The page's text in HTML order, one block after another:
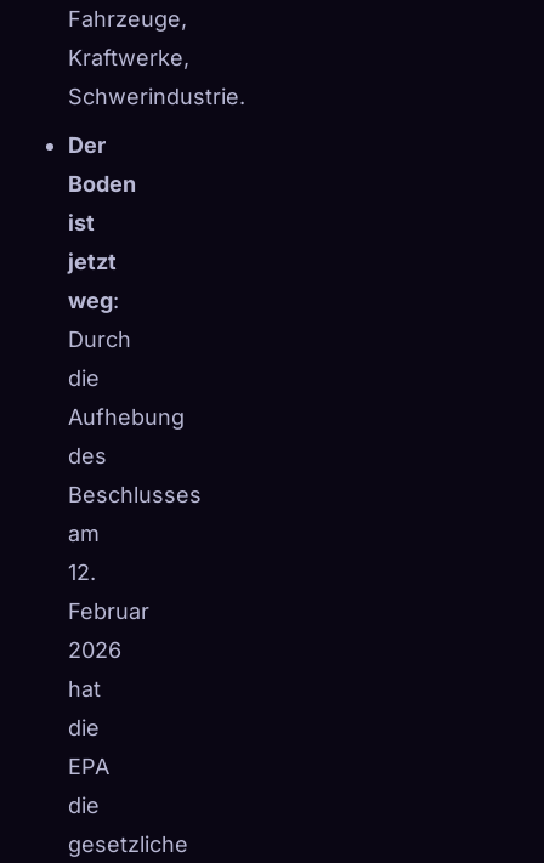
Fahrzeuge,
Kraftwerke,
Schwerindustrie.
Der
Boden
ist
jetzt
weg:
Durch
die
Aufhebung
des
Beschlusses
am
12.
Februar
2026
hat
die
EPA
die
gesetzliche